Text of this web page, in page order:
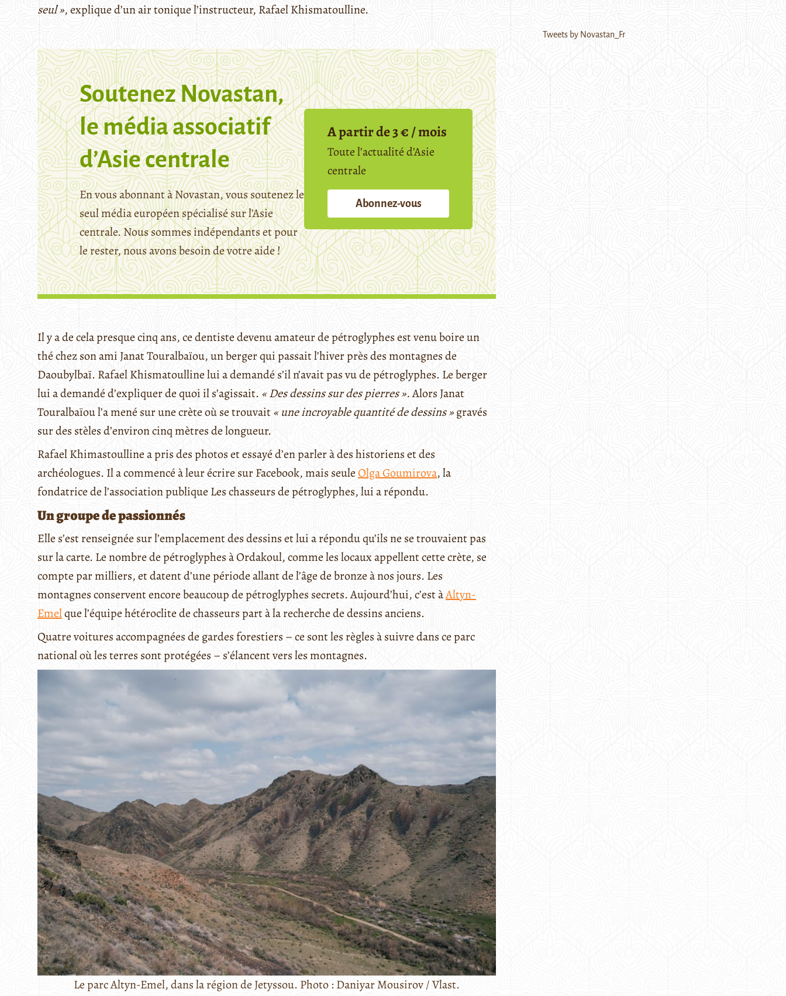
seul », explique d’un air tonique l’instructeur, Rafael Khismatoulline.
Soutenez Novastan,
le média associatif
d’Asie centrale
En vous abonnant à Novastan, vous soutenez le
seul média européen spécialisé sur l’Asie
centrale. Nous sommes indépendants et pour
le rester, nous avons besoin de votre aide !
A partir de 3 € / mois
Toute l’actualité d’Asie
centrale
Abonnez-vous
Il y a de cela presque cinq ans, ce dentiste devenu amateur de pétroglyphes est venu boire un
thé chez son ami Janat Touralbaïou, un berger qui passait l’hiver près des montagnes de
Daoubylbaï. Rafael Khismatoulline lui a demandé s’il n’avait pas vu de pétroglyphes. Le berger
lui a demandé d’expliquer de quoi il s’agissait. « Des dessins sur des pierres ».Alors Janat
Touralbaïou l’a mené sur une crète où se trouvait« une incroyable quantité de dessins »gravés
sur des stèles d’environ cinq mètres de longueur.
Rafael Khimastoulline a pris des photos et essayé d’en parler à des historiens et des
archéologues. Il a commencé à leur écrire sur Facebook, mais seuleOlga Goumirova, la
fondatrice de l’association publique Les chasseurs de pétroglyphes, lui a répondu.
Un groupe de passionnés
Elle s’est renseignée sur l’emplacement des dessins et lui a répondu qu’ils ne se trouvaient pas
sur la carte. Le nombre de pétroglyphes à Ordakoul, comme les locaux appellent cette crète, se
compte par milliers, et datent d’une période allant de l’âge de bronze à nos jours. Les
montagnes conservent encore beaucoup de pétroglyphes secrets. Aujourd’hui, c’est àAltyn-
Emelque l’équipe hétéroclite de chasseurs part à la recherche de dessins anciens.
Quatre voitures accompagnées de gardes forestiers – ce sont les règles à suivre dans ce parc
national où les terres sont protégées – s’élancent vers les montagnes.
Le parc Altyn-Emel, dans la région de Jetyssou. Photo : Daniyar Mousirov / Vlast.
Tweets by Novastan_Fr